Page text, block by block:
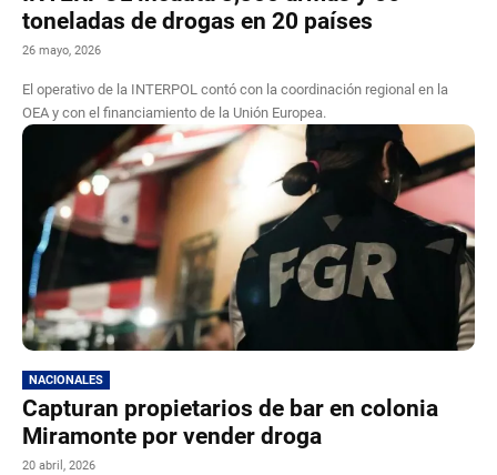
toneladas de drogas en 20 países
26 mayo, 2026
El operativo de la INTERPOL contó con la coordinación regional en la
OEA y con el financiamiento de la Unión Europea.
NACIONALES
Capturan propietarios de bar en colonia
Miramonte por vender droga
20 abril, 2026